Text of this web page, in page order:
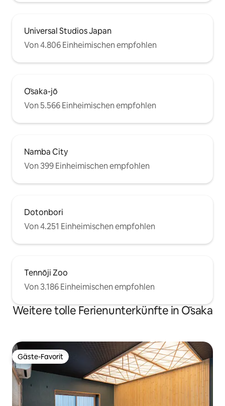
Universal Studios Japan
Von 4.806 Einheimischen empfohlen
Ōsaka-jō
Von 5.566 Einheimischen empfohlen
Namba City
Von 399 Einheimischen empfohlen
Dotonbori
Von 4.251 Einheimischen empfohlen
Tennōji Zoo
Von 3.186 Einheimischen empfohlen
Weitere tolle Ferienunterkünfte in Ōsaka
Gäste-Favorit
Gäste-Favorit